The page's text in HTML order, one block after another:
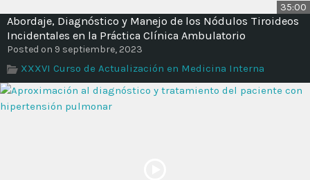
35:00
Abordaje, Diagnóstico y Manejo de los Nódulos Tiroideos
Incidentales en la Práctica Clínica Ambulatorio
Posted on 9 septiembre, 2023
XXXVI Curso de Actualización en Medicina Interna